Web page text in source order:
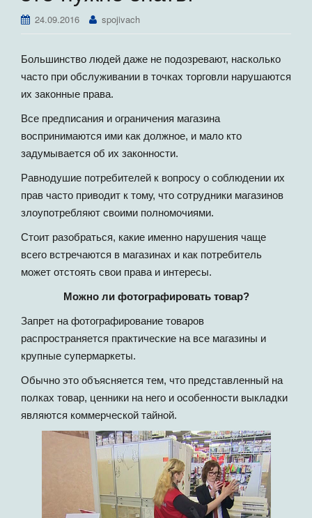
ю
24.09.2016 spojivach
Большинство людей даже не подозревают, насколько
часто при обслуживании в точках торговли нарушаются
их законные права.
Все предписания и ограничения магазина
воспринимаются ими как должное, и мало кто
задумывается об их законности.
Равнодушие потребителей к вопросу о соблюдении их
прав часто приводит к тому, что сотрудники магазинов
злоупотребляют своими полномочиями.
Стоит разобраться, какие именно нарушения чаще
всего встречаются в магазинах и как потребитель
может отстоять свои права и интересы.
Можно ли фотографировать товар?
Запрет на фотографирование товаров
распространяется практические на все магазины и
крупные супермаркеты.
Обычно это объясняется тем, что представленный на
полках товар, ценники на него и особенности выкладки
являются коммерческой тайной.